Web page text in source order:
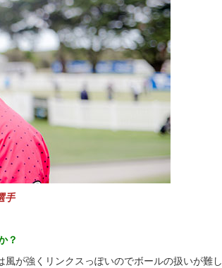
手
？
が強くリンクスっぽいのでボールの扱いが難し